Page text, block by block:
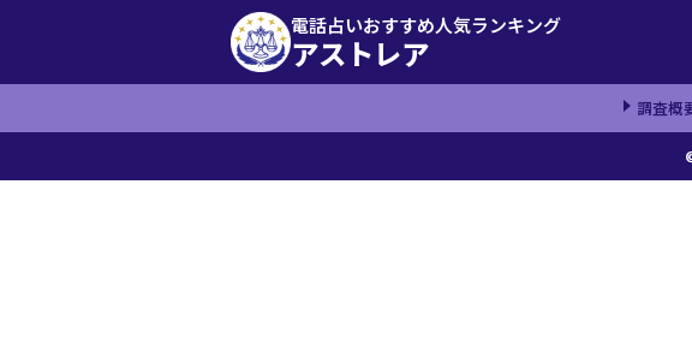
電話占いおすすめ人気ランキング
アストレア
調査概